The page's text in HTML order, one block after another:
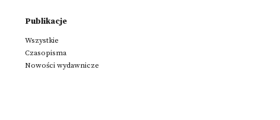
Publikacje
Wszystkie
Czasopisma
Nowości wydawnicze